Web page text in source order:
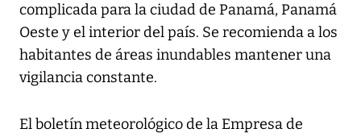
complicada para la ciudad de Panamá, Panamá
Oeste y el interior del país. Se recomienda a los
habitantes de áreas inundables mantener una
vigilancia constante.
El boletín meteorológico de la Empresa de